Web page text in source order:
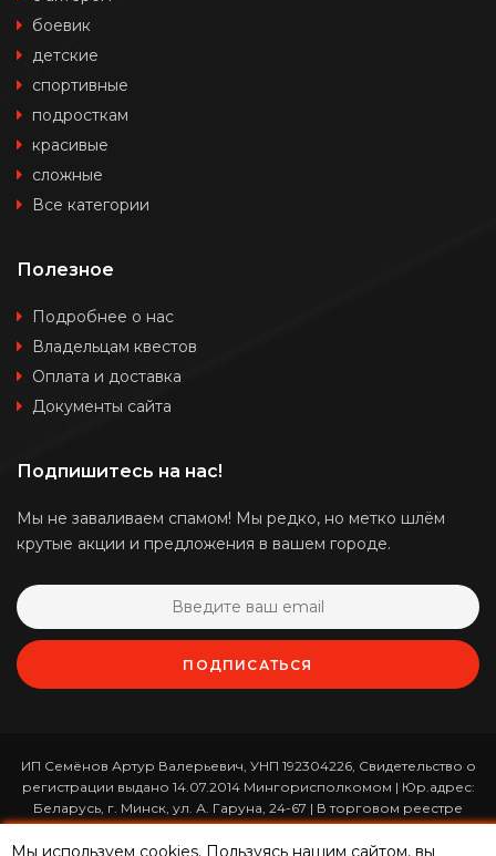
боевик
детские
спортивные
подросткам
красивые
сложные
Все категории
Полезное
Подробнее о нас
Владельцам квестов
Оплата и доставка
Документы сайта
Подпишитесь на нас!
Мы не заваливаем спамом! Мы редко, но метко шлём
крутые акции и предложения в вашем городе.
ПОДПИСАТЬСЯ
ИП Семёнов Артур Валерьевич, УНП 192304226, Свидетельство о
регистрации выдано 14.07.2014 Мингорисполкомом | Юр.адрес:
Беларусь, г. Минск, ул. А. Гаруна, 24-67 | В торговом реестре
зарегистрирован 26.01.2017 за номером 365820 | Режим работы:
ежедневно с 10:00 до 19:00 (приём заказов онлайн -
Мы используем cookies. Пользуясь нашим сайтом, вы